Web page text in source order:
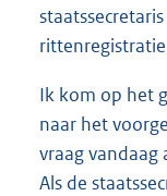
Ik kom op het
naar het
vraag vandaag
Als de